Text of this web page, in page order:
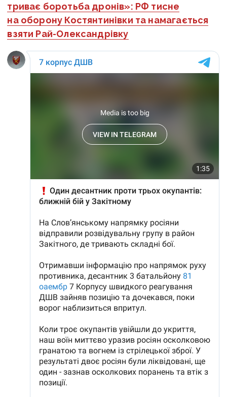
триває боротьба дронів»: РФ тисне
на оборону Костянтинівки та намагається
взяти Рай-Олександрівку